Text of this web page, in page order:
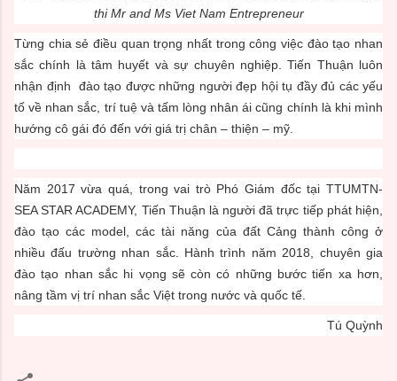
thi Mr and Ms Viet Nam Entrepreneur
Từng chia sẻ điều quan trọng nhất trong công việc đào tạo nhan
sắc chính là tâm huyết và sự chuyên nghiệp. Tiến Thuận luôn
nhận định đào tạo được những người đẹp hội tụ đầy đủ các yếu
tố về nhan sắc, trí tuệ và tấm lòng nhân ái cũng chính là khi mình
hướng cô gái đó đến với giá trị chân – thiện – mỹ.
Năm 2017 vừa quá, trong vai trò Phó Giám đốc tại TTUMTN-
SEA STAR ACADEMY, Tiến Thuận là người đã trực tiếp phát hiện,
đào tạo các model, các tài năng của đất Cảng thành công ở
nhiều đấu trường nhan sắc. Hành trình năm 2018, chuyên gia
đào tạo nhan sắc hi vọng sẽ còn có những bước tiến xa hơn,
nâng tầm vị trí nhan sắc Việt trong nước và quốc tế.
Tú Quỳnh